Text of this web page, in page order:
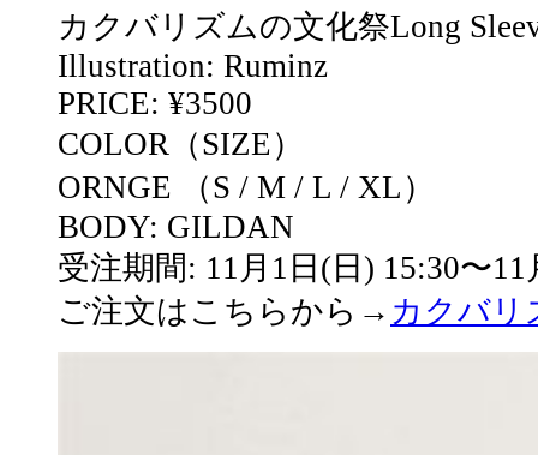
カクバリズムの文化祭Long
Illustration: Ruminz
PRICE: ¥3500
COLOR（SIZE）
ORNGE （S / M / L / XL）
BODY: GILDAN
受注期間: 11月1日(日) 15:30〜11
ご注文はこちらから→ カクバリ